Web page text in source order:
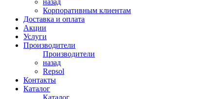
назад
Корпоративным клиентам
Доставка и оплата
Акции
Услуги
Производители
Производители
назад
Repsol
Контакты
Каталог
Каталог